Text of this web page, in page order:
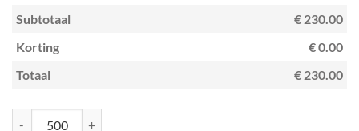
Subtotaal
€ 230.00
Korting
€ 0.00
Totaal
€ 230.00